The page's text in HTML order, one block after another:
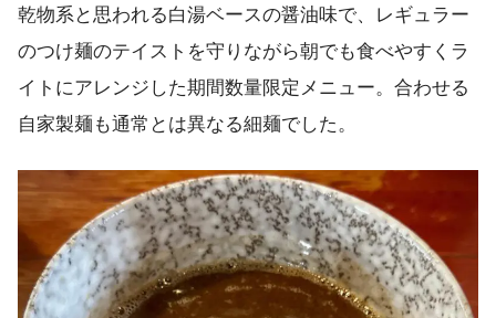
乾物系と思われる白湯ベースの醤油味で、レギュラー
のつけ麺のテイストを守りながら朝でも食べやすくラ
イトにアレンジした期間数量限定メニュー。合わせる
自家製麺も通常とは異なる細麺でした。